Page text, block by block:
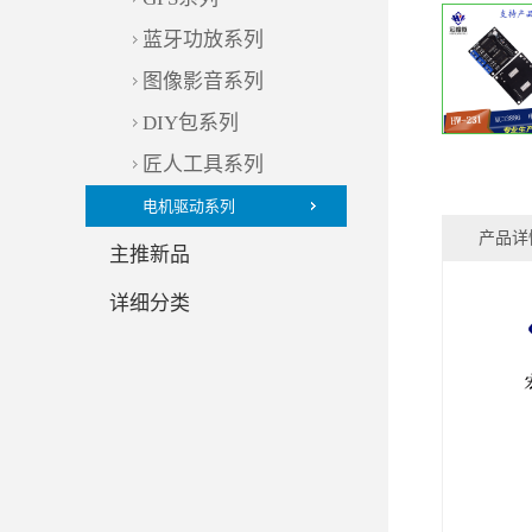
蓝牙功放系列
图像影音系列
DIY包系列
匠人工具系列
电机驱动系列
主推新品
详细分类
产品详